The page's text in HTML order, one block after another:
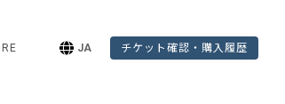
JA チケット確認・購入履歴